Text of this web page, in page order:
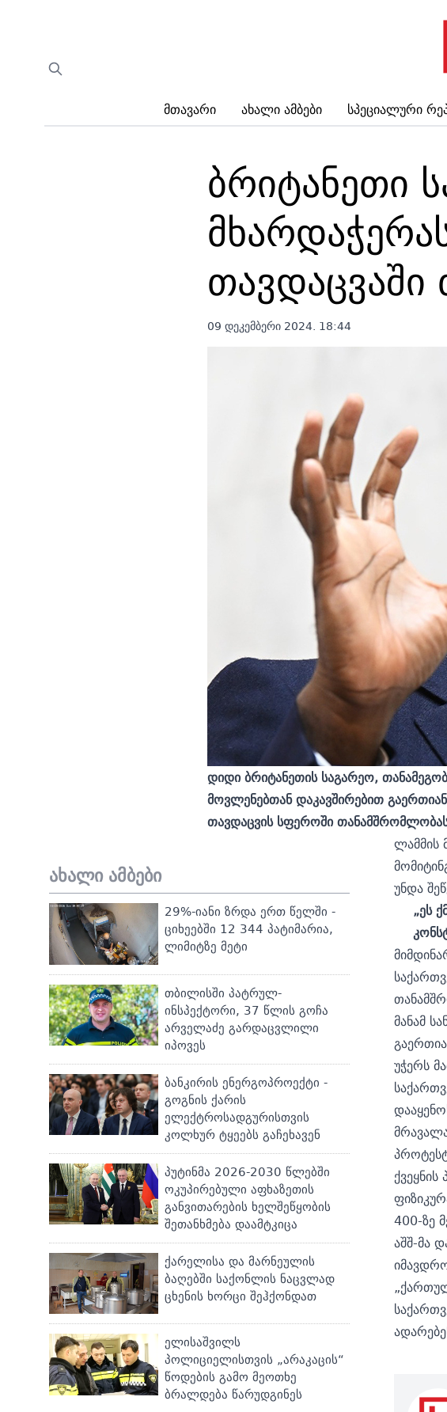
Მთავარი Ახალი Ამბები Სპეციალური
ბრიტანეთი
09 დეკემბერი 2024. 18:44
დიდი ბრიტანეთის საგარეო,
მოვლენებთან დაკავშირებით
თავდაცვის სფეროში
ახალი ამბები
29%-იანი ზრდა ერთ წელში -
ციხეებში 12 344 პატიმარია,
ლიმიტზე მეტი
თბილისში პატრულ-
ინსპექტორი, 37 წლის გოჩა
არველაძე გარდაცვლილი
იპოვეს
ბანკირის ენერგოპროექტი -
გოგნის ქარის
ელექტროსადგურისთვის
კოლხურ ტყეებს გაჩეხავენ
პუტინმა 2026-2030 წლებში
ოკუპირებული აფხაზეთის
განვითარების ხელშეწყობის
შეთანხმება დაამტკიცა
ქარელისა და მარნეულის
ბაღებში საქონლის ნაცვლად
ცხენის ხორცი შეჰქონდათ
ელისაშვილს
პოლიციელისთვის „არაკაცის“
წოდების გამო მეოთხე
ბრალდება წარუდგინეს
ლამმის
უნდა
„ეს
მანამ
უჭერს
400-ზე
აშშ-მა